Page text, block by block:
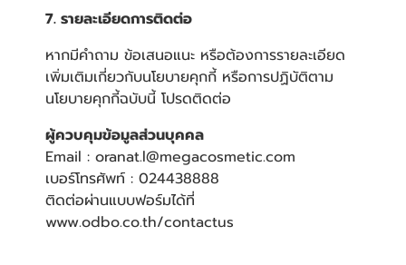
7. รายละเอียดการติดต่อ
หากมีคำถาม ข้อเสนอแนะ หรือต้องการรายละเอียด
เพิ่มเติมเกี่ยวกับนโยบายคุกกี้ หรือการปฏิบัติตาม
นโยบายคุกกี้ฉบับนี้ โปรดติดต่อ
ผู้ควบคุมข้อมูลส่วนบุคคล
Email : oranat.l@megacosmetic.com
เบอร์โทรศัพท์ : 024438888
ติดต่อผ่านแบบฟอร์มได้ที่
www.odbo.co.th/contactus